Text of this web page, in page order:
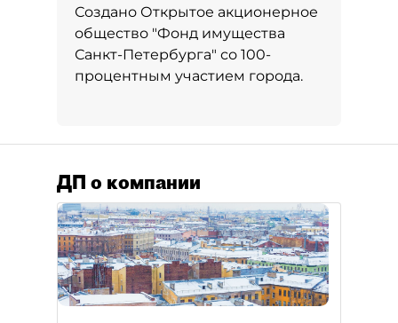
Создано Открытое акционерное
общество "Фонд имущества
Санкт-Петербурга" со 100-
процентным участием города.
ДП о компании